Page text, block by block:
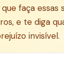
faça essas
e te diga
invisível.